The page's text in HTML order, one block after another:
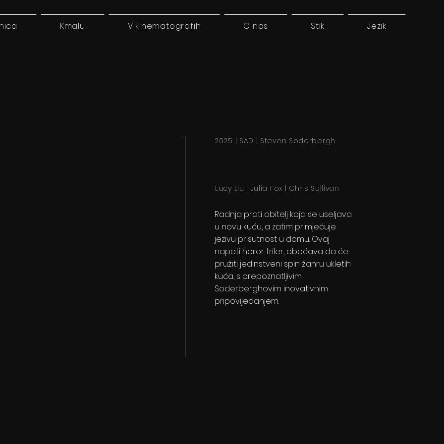
Kmalu V kinematografih O nas Stik Jezik
2025 | SAD | Steven Soderbergh
Lucy Liu | Julia Fox | Chris Sullivan
Radnja prati obitelj koja se useljava
u novu kuću, a zatim primjećuje
jezivu prisutnost u domu. Ovaj
napeti horor triler, obećava da će
pružiti jedinstveni spin žanru ukletih
kuća, s prepoznatljivim
Soderberghovim inovativnim
pripovijedanjem.